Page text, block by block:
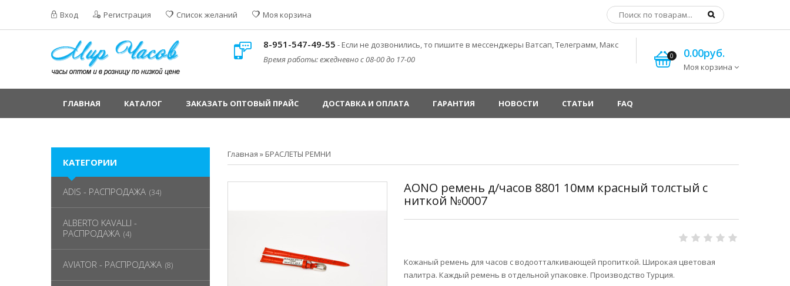
Вход Регистрация Список желаний Моя корзина
8-951-547-49-55 - Если не дозвонились, то пишите в мессенджеры Ватсап, Телеграмм, Макс
Время работы: ежедневно с 08-00 до 17-00
0 0.00руб.
Моя корзина
ГЛАВНАЯ КАТАЛОГ ЗАКАЗАТЬ ОПТОВЫЙ ПРАЙС ДОСТАВКА И ОПЛАТА ГАРАНТИЯ НОВОСТИ СТАТЬИ FAQ
Главная » БРАСЛЕТЫ РЕМНИ
AONO ремень д/часов 8801 10мм красный толстый с
ниткой №0007
Кожаный ремень для часов с водоотталкивающей пропиткой. Широкая цветовая
палитра. Каждый ремень в отдельной упаковке. Производство Турция.
КАТЕГОРИИ
ADIS - РАСПРОДАЖА (34)
ALBERTO KAVALLI -
РАСПРОДАЖА (4)
AVIATOR - РАСПРОДАЖА (8)